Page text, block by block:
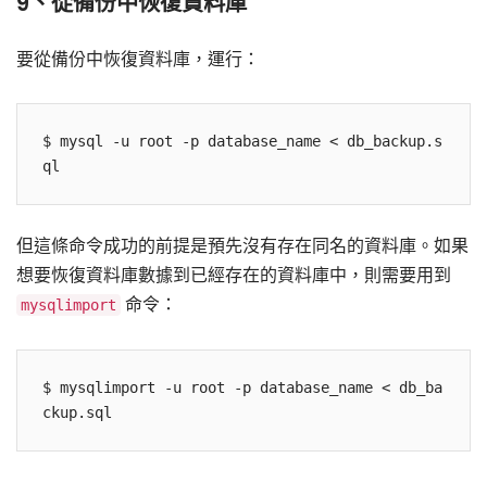
要從備份中恢復資料庫，運行：
$ mysql -u root -p database_name < db_backup.s
但這條命令成功的前提是預先沒有存在同名的資料庫。如果
想要恢復資料庫數據到已經存在的資料庫中，則需要用到
mysqlimport 命令：
$ mysqlimport -u root -p database_name < db_ba